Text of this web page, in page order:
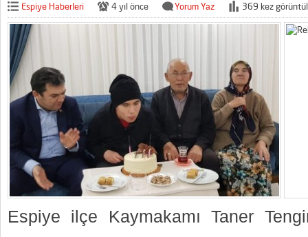
Espiye Haberleri 4 yıl önce Yorum Yaz 369 kez
Espiye ilçe Kaymakamı Taner